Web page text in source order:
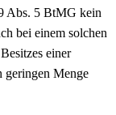
Abs. 5 BtMG kein
bei einem solchen
einer
geringen Menge